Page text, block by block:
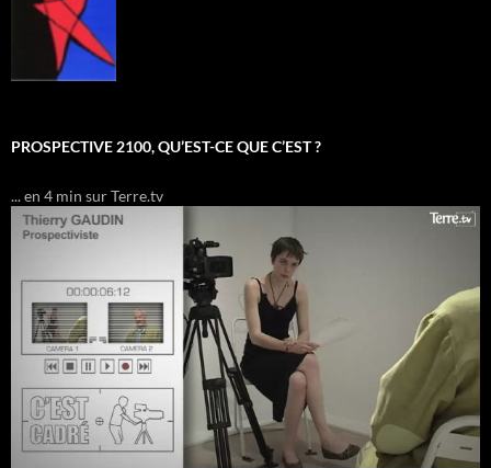
PROSPECTIVE 2100, QU’EST-CE QUE C’EST ?
... en 4 min sur Terre.tv